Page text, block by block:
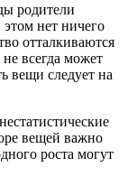
родители
нет ничего
отталкиваются
всегда может
вещи следует на
вещей важно
роста могут